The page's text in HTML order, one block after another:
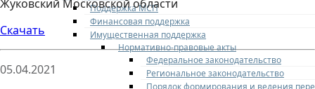
Поддержка МСП
Финансовая поддержка
Имущественная поддержка
Нормативно-правовые акты
Федеральное законодательство
Региональное законодательство
Порядок формирования и ведения
Жуковский Московской области
Скачать
05.04.2021